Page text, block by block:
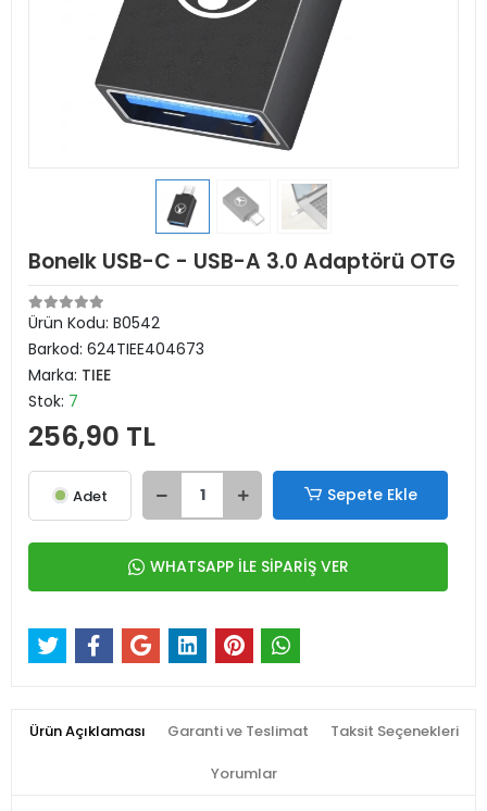
Bonelk USB-C - USB-A 3.0 Adaptörü OTG
Ürün Kodu: B0542
Barkod: 624TIEE404673
Marka: TIEE
Stok: 7
256,90 TL
Adet Sepete Ekle
WHATSAPP İLE SİPARİŞ VER
Ürün Açıklaması Garanti ve Teslimat Taksit Seçenekleri
Yorumlar